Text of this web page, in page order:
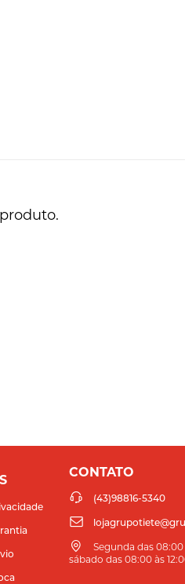
CONTATO
(43)98816-5340
Segunda das 08:00
sábado das 08:00 às